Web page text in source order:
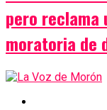
pero reclama
moratoria de